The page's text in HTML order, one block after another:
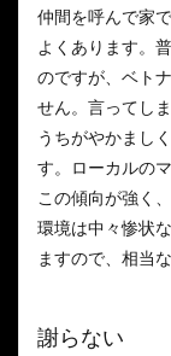
仲間を呼んで家
よくあります。
のですが、ベト
せん。言ってし
うちがやかまし
す。ローカルの
この傾向が強く
環境は中々惨状
ますので、相当
謝らない